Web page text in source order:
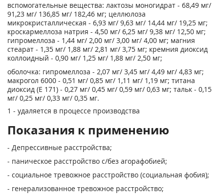
вспомогательные вещества: лактозы моногидрат - 68,49 мг/
91,23 мг/ 136,85 мг/ 182,46 мг; целлюлоза
микрокристаллическая - 6,93 мг/ 9,63 мг/ 14,44 мг/ 19,25 мг;
кроскармеллоза натрия - 4,50 мг/ 6,25 мг/ 9,38 мг/ 12,50 мг;
гипромеллоза - 1,44 мг/ 2,00 мг/ 3,00 мг/ 4,00 мг; магния
стеарат - 1,35 мг/ 1,88 мг/ 2,81 мг/ 3,75 мг; кремния диоксид
коллоидный - 0,90 мг/ 1,25 мг/ 1,88 мг/ 2,50 мг;
оболочка: гипромеллоза - 2,07 мг/ 3,45 мг/ 4,49 мг/ 4,83 мг;
макрогол 6000 - 0,51 мг/ 0,85 мг/ 1,11 мг/ 1,19 мг; титана
диоксид (Е 171) - 0,27 мг/ 0,45 мг/ 0,59 мг/ 0,63 мг; тальк - 0,15
мг/ 0,25 мг/ 0,33 мг/ 0,35 мг.
1 - удаляется в процессе производства
Показания к применению
- Депрессивные расстройства;
- паническое расстройство с/без агорафобией;
- социальное тревожное расстройство (социальная фобия);
- генерализованное тревожное расстройство;